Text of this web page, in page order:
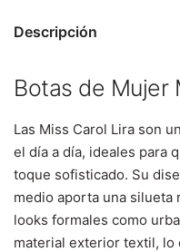
Descripción
Botas de Mujer
Las Miss Carol Lira son
el día a día, ideales para
toque sofisticado. Su
medio aporta una silueta
looks formales como
material exterior textil, lo